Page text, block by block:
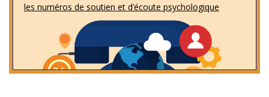
les numéros de soutien et d’écoute psychologique